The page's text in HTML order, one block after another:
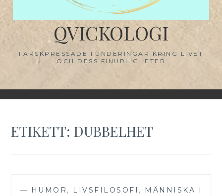
QVICKOLOGI
FÄRSKPRESSADE FUNDERINGAR KRING LIVET
OCH DESS FINURLIGHETER
ETIKETT:DUBBELHET
— HUMOR , LIVSFILOSOFI , MÄNNISKA I